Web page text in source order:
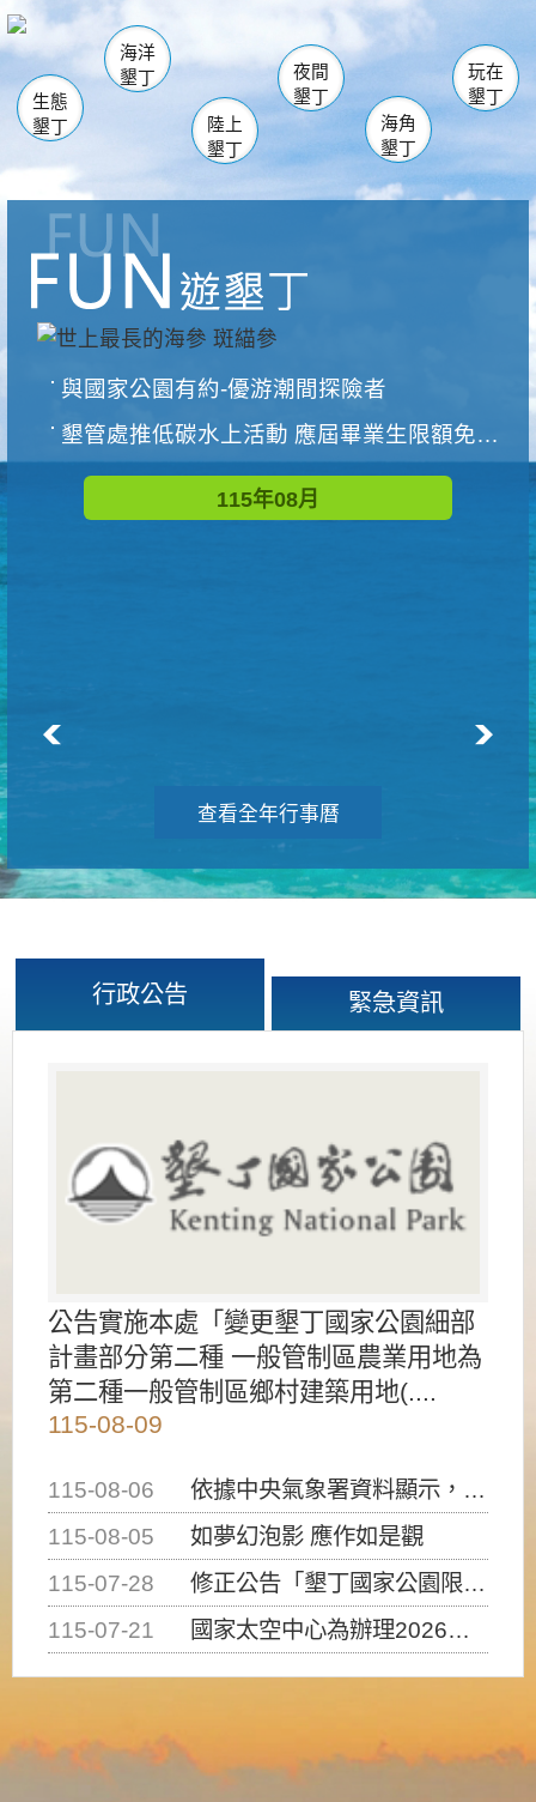
南仁湖
海生館
恆春 佳樂水
龍鑾潭自然中心 森林遊樂區
瓊麻館
關山 墾管處遊客中心
社頂公園 風吹沙
船帆石
白砂 龍磐公園
香蕉灣
砂島
鵝鑾鼻
生態
墾丁
海洋
墾丁
陸上
墾丁
夜間
墾丁
海角
墾丁
玩在
墾丁
與國家公園有約-優游潮間探險者
墾管處推低碳水上活動 應屆畢業生限額免費參加
115年08月
查看全年行事曆
行政公告 緊急資訊
公告實施本處「變更墾丁國家公園細部
計畫部分第二種 一般管制區農業用地為
第二種一般管制區鄉村建築用地(....
115-08-09
115-08-06
依據中央氣象署資料顯示，白海豚颱風持續接近臺灣，請密切注意動向及早完成防災應變準備
115-08-05
如夢幻泡影 應作如是觀
115-07-28
修正公告「墾丁國家公園限制水域遊憩活動之種類、範圍、時間及行為」，自即日生效。
115-07-21
國家太空中心為辦理2026台灣盃火箭競賽，陸、海、空域警戒及協調相關事宜，因颱風備案事宜